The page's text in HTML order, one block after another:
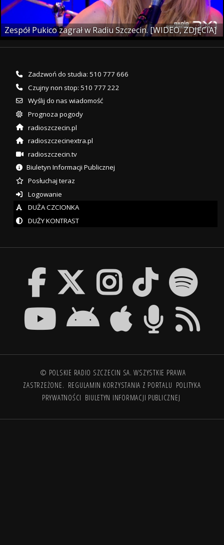
Zespół Pukico zagrał w Radiu Szczecin. [WIDEO, ZDJĘCIA]
Zadzwoń do studia: 510 777 666
Czujny non stop: 510 777 222
Wyślij do nas wiadomość
Prognoza pogody
radioszczecin.pl
radioszczecinextra.pl
radioszczecin.tv
Biuletyn Informacji Publicznej
Posłuchaj teraz
Logowanie
DUŻA CZCIONKA
DUŻY KONTRAST
© POLSKIE RADIO SZCZECIN SA. WSZYSTKIE PRAWA
ZASTRZEŻONE. REGULAMIN KORZYSTANIA Z PORTALU POLITYKA
PRYWATNOŚCI BIULETYN INFORMACJI PUBLICZNEJ